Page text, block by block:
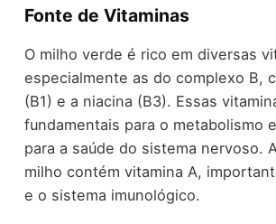
Fonte de Vitaminas
O milho verde é rico em diversas
especialmente as do complexo B,
(B1) e a niacina (B3). Essas
fundamentais para o metabolismo
para a saúde do sistema nervoso.
milho contém vitamina A,
e o sistema imunológico.